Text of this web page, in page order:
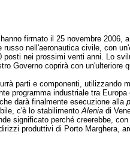
firmato il 25 novembre 2006,
nell'aeronautica civile, con
nei prossimi venti anni. Lo
Governo coprirà con un'ulteriore
parti e componenti, utilizzando
programma industriale tra Europa
darà finalmente esecuzione alla
c'è lo stabilimento Aleniadi
significato perché creerebbe,
produttivi di Porto Marghera,